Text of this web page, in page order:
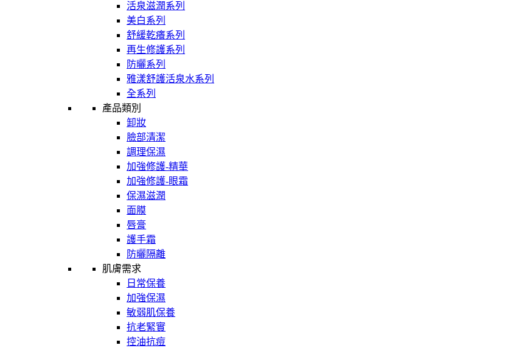
活泉滋潤系列
美白系列
舒緩乾癢系列
再生修護系列
防曬系列
雅漾舒護活泉水系列
全系列
產品類別
卸妝
臉部清潔
調理保濕
加強修護-精華
加強修護-眼霜
保濕滋潤
面膜
唇膏
護手霜
防曬隔離
肌膚需求
日常保養
加強保濕
敏弱肌保養
抗老緊實
控油抗痘